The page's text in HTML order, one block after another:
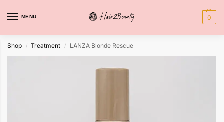
MENU 0
Shop / Treatment / LANZA Blonde Rescue